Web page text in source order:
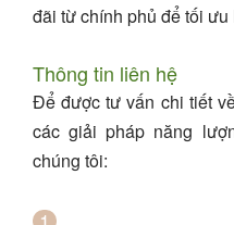
đãi từ chính phủ để tối
Thông tin liên hệ
Để được tư vấn chi tiết
các giải pháp năng
chúng tôi: